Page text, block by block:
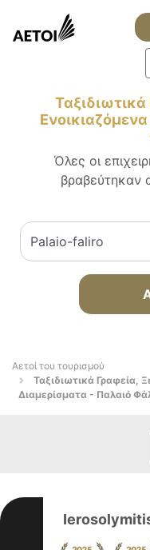
Όλες οι
βραβεύτηκαν
Αετοί του τουρισμού
Ταξιδιωτικά Γραφεία,
Διαμερίσματα - Παλαιό